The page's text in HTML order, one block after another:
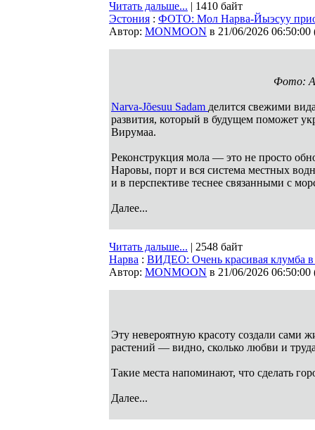
Читать дальше... | 1410 байт
Эстония : ФОТО: Мол Нарва-Йыэсуу
Автор: MONMOON в 21/06/2026 06:50:00
Фото:
Narva-Jõesuu Sadam делится свежими
развития, который в будущем поможет
Вирумаа.
Реконструкция мола — это не просто
Наровы, порт и вся система местных
и в перспективе теснее связанными с
Далее...
Читать дальше... | 2548 байт
Нарва : ВИДЕО: Очень красивая клумба
Автор: MONMOON в 21/06/2026 06:50:00
Эту невероятную красоту создали сами
растений — видно, сколько любви и
Такие места напоминают, что сделать
Далее...